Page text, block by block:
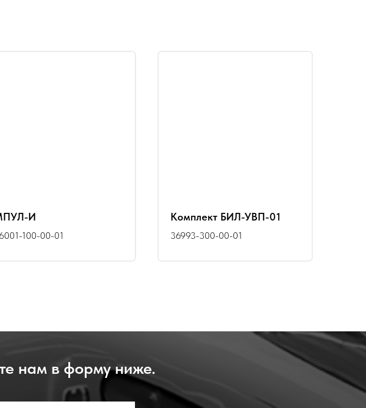
И
100-00-01
Комплект БИЛ-УВП-01
36993-300-00-01
нам в форму ниже.